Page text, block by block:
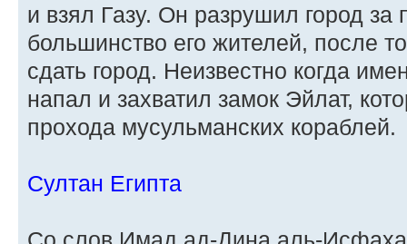
и взял Газу. Он разрушил город за
большинство его жителей, после
сдать город. Неизвестно когда
напал и захватил замок Эйлат,
прохода мусульманских кораблей.
Султан Египта